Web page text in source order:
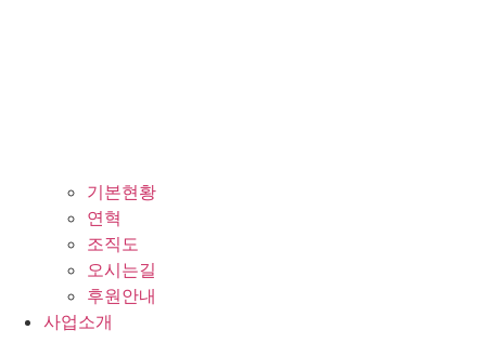
기본현황
연혁
조직도
오시는길
후원안내
사업소개